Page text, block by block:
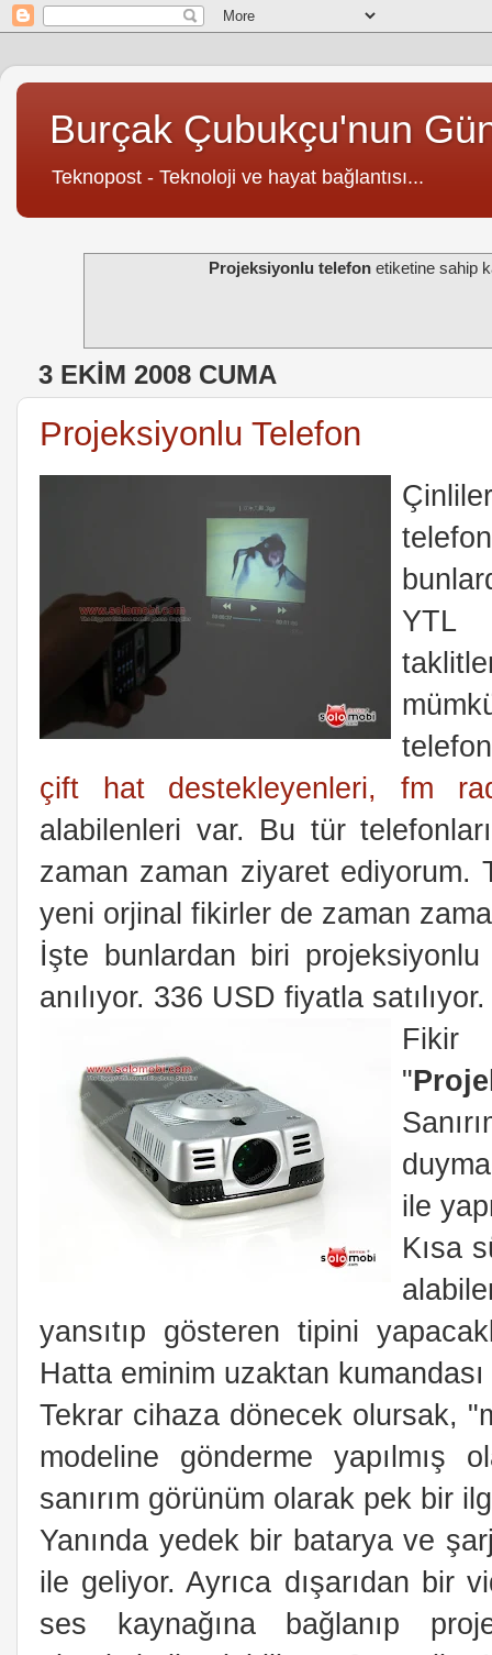
Burçak Çubukçu'nun
Teknopost - Teknoloji ve hayat bağlantısı...
Projeksiyonlu telefon etiketine sahip
3 EKIM 2008 CUMA
Projeksiyonlu Telefon
YTL
çift hat destekleyenleri, fm
alabilenleri var. Bu tür
zaman zaman ziyaret ediyorum.
yeni orjinal fikirler de zaman
İşte bunlardan biri
anılıyor. 336 USD fiyatla satılıyor.
"
ile
Kısa
yansıtıp gösteren tipini
Hatta eminim uzaktan
Tekrar cihaza dönecek olursak,
modeline gönderme yapılmış
sanırım görünüm olarak pek bir
Yanında yedek bir batarya ve
ile geliyor. Ayrıca dışarıdan bir
ses kaynağına bağlanıp